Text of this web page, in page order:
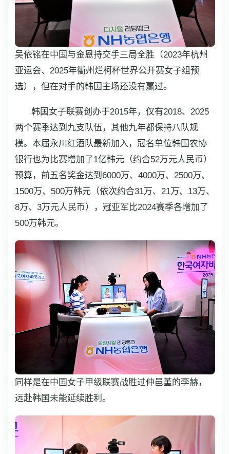
吴依铭在中国与金恩持交手三局全胜（2023年杭州
亚运会、2025年衢州烂柯杯世界公开赛女子组预
选），但在对手的韩国主场还没有赢过。
韩国女子联赛创办于2015年，仅有2018、2025
两个赛季达到九支队伍，其他九年都保持八队规
模。本届永川红酒队最新加入，冠名单位韩国农协
银行也为比赛增加了1亿韩元（约合52万元人民币）
预算，前五名奖金达到6000万、4000万、2500万、
1500万、500万韩元（依次约合31万、21万、13万、
8万、3万元人民币），冠亚军比2024赛季各增加了
500万韩元。
同样是在中国女子甲级联赛战胜过仲邑堇的李赫，
远赴韩国未能延续胜利。